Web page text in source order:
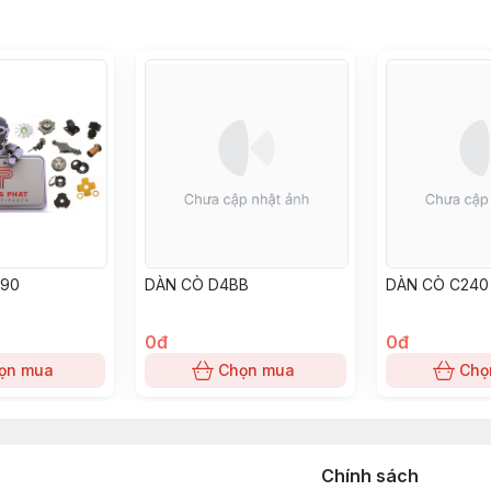
5 tấn - 6 tấn - 7 tấn -.........25 tấn ( dạng ngàm móc và ngàm xỏ lỗ)
12, 815-15, 28*9-15, 825-15, 300-15
BL644, BL824, BL834, BL844, BL1023, BL1034, BL1044,
1DZ-II, 1FZ, 1Z, 2Z, 2Z-II, 3Z, H, 2H, 2D, 11Z, 12Z, 13Z, 14Z, 15Z;
4G63, 4G64, 4DR5, 4DQ5, 4DQ7, S4Q2, S4E, S4E2, S4S,
4D94E, 4D94LE, 4D98E, 4D98LE, 6D95, 6D95L, 4D105,
mua
DÀN CÒ D4BB
0đ
Chọn mua
DÀN CÒ
0đ
Chính sách